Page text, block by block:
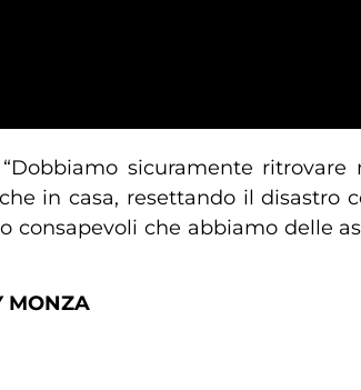
sicuramente
in casa, resettando il disastro
consapevoli che abbiamo delle
MONZA